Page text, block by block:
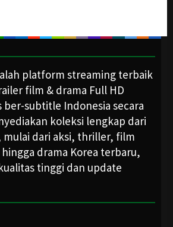
platform streaming terbaik
film & drama Full HD
ber-subtitle Indonesia secara
koleksi lengkap dari
mulai dari aksi, thriller, film
drama Korea terbaru,
tinggi dan update